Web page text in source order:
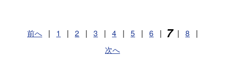
前へ | 1 | 2 | 3 | 4 | 5 | 6 | 7 | 8
|
次へ